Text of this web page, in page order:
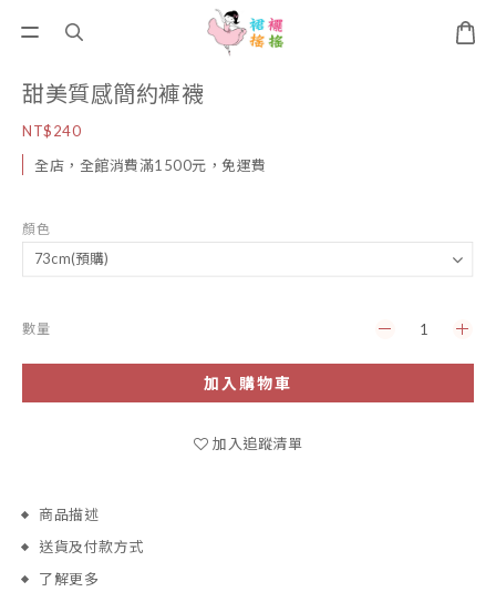
甜美質感簡約褲襪
NT$240
全店，全館消費滿1500元，免運費
顏色
數量
加入購物車
加入追蹤清單
商品描述
送貨及付款方式
了解更多